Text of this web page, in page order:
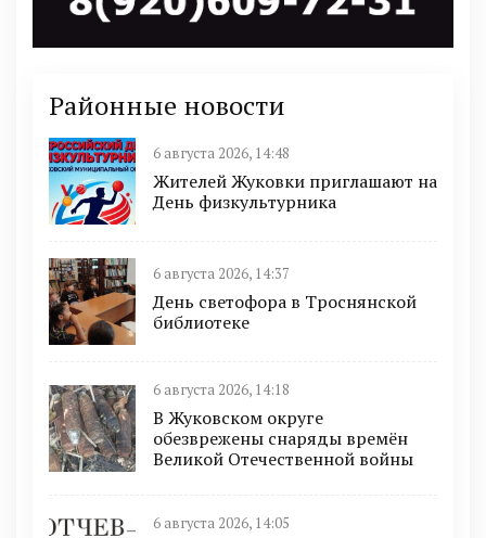
Районные новости
6 августа 2026, 14:48
Жителей Жуковки приглашают на
День физкультурника
6 августа 2026, 14:37
День светофора в Троснянской
библиотеке
6 августа 2026, 14:18
В Жуковском округе
обезврежены снаряды времён
Великой Отечественной войны
6 августа 2026, 14:05